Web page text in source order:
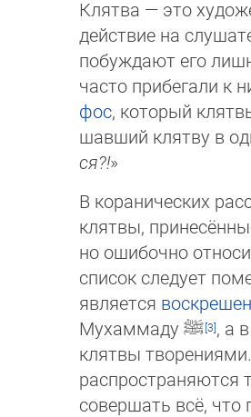
Клятва — это
действие на
побуждают его
часто прибегали к
фос, который
шавший клятву в
ся?!»
В коранических
клятвы,
но ошибочно
список следует
является
Мухаммаду ﷺ , а
клятвы
распространяются
совершать всё, что